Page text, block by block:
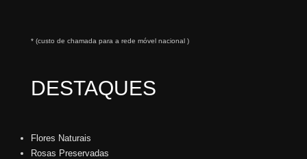
* (custo de chamada para a rede móvel nacional )
DESTAQUES
Flores Naturais
Rosas Preservadas